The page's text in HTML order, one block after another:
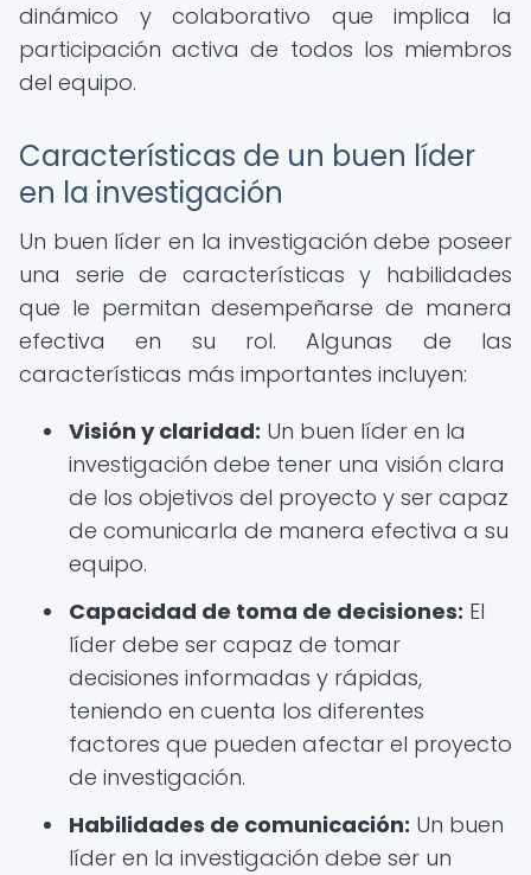
dinámico y colaborativo que implica la
participación activa de todos los miembros
del equipo.
Características de un buen líder
en la investigación
Un buen líder en la investigación debe poseer
una serie de características y habilidades
que le permitan desempeñarse de manera
efectiva en su rol. Algunas de las
características más importantes incluyen:
Visión y claridad: Un buen líder en la
investigación debe tener una visión clara
de los objetivos del proyecto y ser capaz
de comunicarla de manera efectiva a su
equipo.
Capacidad de toma de decisiones: El
líder debe ser capaz de tomar
decisiones informadas y rápidas,
teniendo en cuenta los diferentes
factores que pueden afectar el proyecto
de investigación.
Habilidades de comunicación: Un buen
líder en la investigación debe ser un